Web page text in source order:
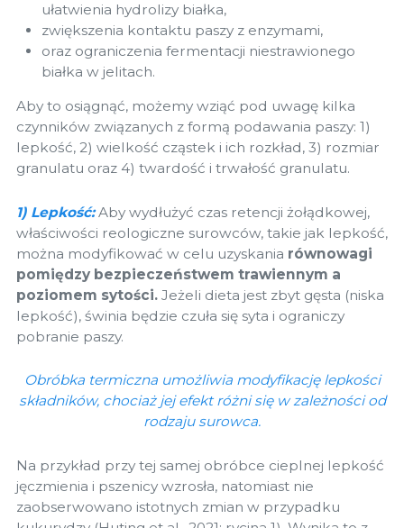
ułatwienia hydrolizy białka,
zwiększenia kontaktu paszy z enzymami,
oraz ograniczenia fermentacji niestrawionego
białka w jelitach.
Aby to osiągnąć, możemy wziąć pod uwagę kilka
czynników związanych z formą podawania paszy: 1)
lepkość, 2) wielkość cząstek i ich rozkład, 3) rozmiar
granulatu oraz 4) twardość i trwałość granulatu.
1) Lepkość:Aby wydłużyć czas retencji żołądkowej,
właściwości reologiczne surowców, takie jak lepkość,
można modyfikować w celu uzyskania równowagi
pomiędzy bezpieczeństwem trawiennym a
poziomem sytości. Jeżeli dieta jest zbyt gęsta (niska
lepkość), świnia będzie czuła się syta i ograniczy
pobranie paszy.
Obróbka termiczna umożliwia modyfikację lepkości
składników, chociaż jej efekt różni się w zależności od
rodzaju surowca.
Na przykład przy tej samej obróbce cieplnej lepkość
jęczmienia i pszenicy wzrosła, natomiast nie
zaobserwowano istotnych zmian w przypadku